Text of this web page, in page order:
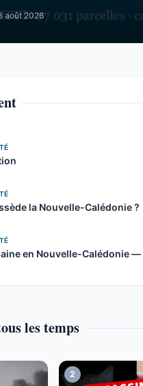
Le résultat tient en trois
et un malentendu ...
août 2026
la Nouvelle-Calédonie ?
en Nouvelle-Calédonie
les temps
2